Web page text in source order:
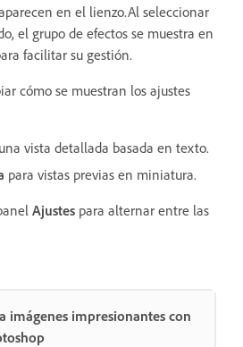
en el lienzo.Al seleccionar
el grupo de efectos se muestra en
facilitar su gestión.
cómo se muestran los ajustes
vista detallada basada en texto.
para vistas previas en miniatura.
Ajustes para alternar entre las
imágenes impresionantes con